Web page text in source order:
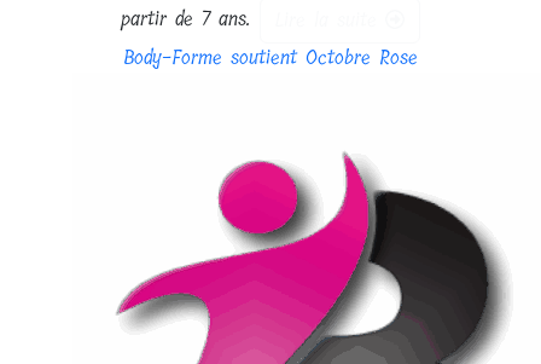
partir de 7 ans.
Body-Forme soutient Octobre Rose